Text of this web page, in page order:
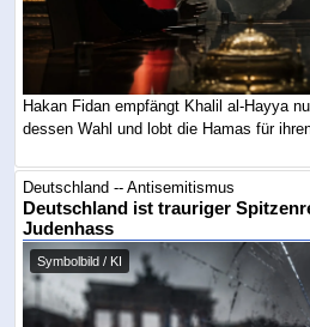
Hakan Fidan empfängt Khalil al-Hayya
dessen Wahl und lobt die Hamas für ihren
Deutschland -- Antisemitismus
Deutschland ist trauriger
Judenhass
Symbolbild / KI